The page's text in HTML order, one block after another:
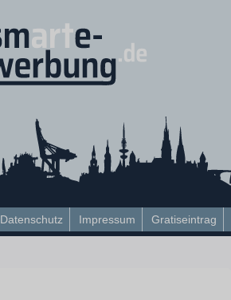
Datenschutz Impressum Gratiseintrag